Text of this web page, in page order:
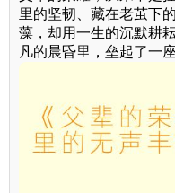
里的坚韧、藏在老茧下
藻，却用一生的沉默耕
凡的晨昏里，垒起了一座